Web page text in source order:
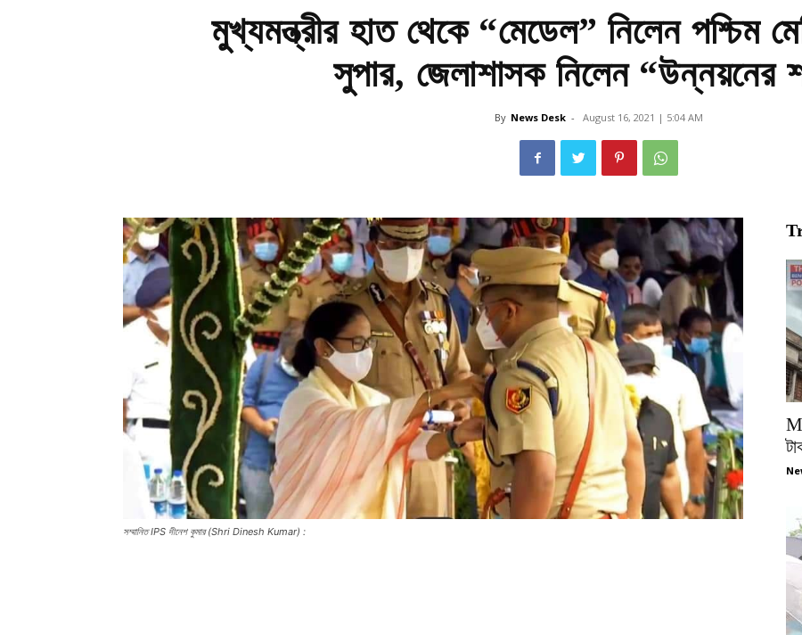
মুখ্যমন্ত্রীর হাত থেকে “মেডেল” নিলেন পশ্চিম
সুপার, জেলাশাসক নিলেন “উন্নয়নের
By News Desk - August 16, 2021 | 5:04 AM
সম্মানিত IPS দীনেশ কুমার (Shri Dinesh Kumar) :